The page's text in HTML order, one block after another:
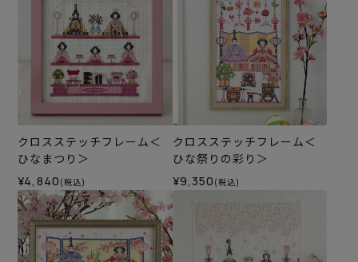
クロスステッチフレーム＜
ひなまつり＞
¥4,840 (税込)
クロスステッチフレーム＜
ひな祭りの彩り＞
¥9,350 (税込)